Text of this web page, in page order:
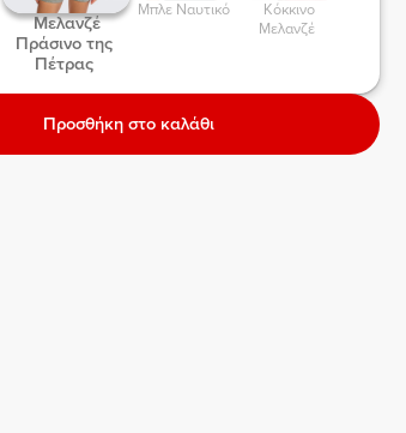
Μελανζέ
Πράσινο της
Πέτρας
Μπλε Ναυτικό
Μελανζέ
Προσθήκη στο καλάθι